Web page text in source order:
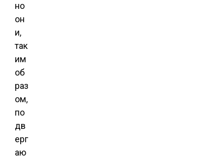
но
он
и,
так
им
об
раз
ом,
по
дв
ерг
аю